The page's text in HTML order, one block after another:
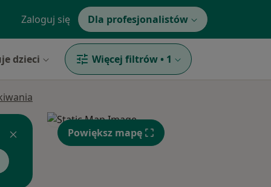
Zaloguj się Dla profesjonalistów
dzieci Więcej filtrów • 1
Powiększ mapę